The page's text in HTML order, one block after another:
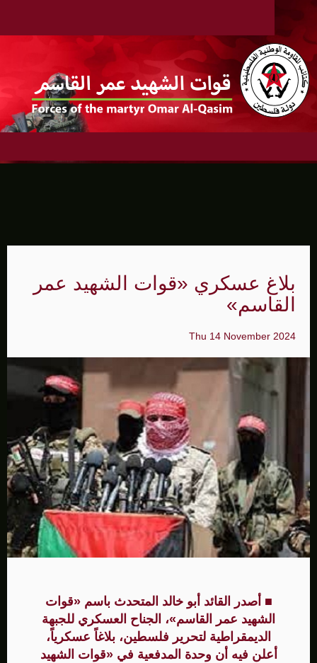
بلاغ عسكري «قوات الشهيد عمر
القاسم»
Thu 14 November 2024
■ أصدر القائد أبو خالد المتحدث باسم «قوات
الشهيد عمر القاسم»، الجناح العسكري للجبهة
الديمقراطية لتحرير فلسطين، بلاغاً عسكرياً،
أعلن فيه أن وحدة المدفعية في «قوات الشهيد